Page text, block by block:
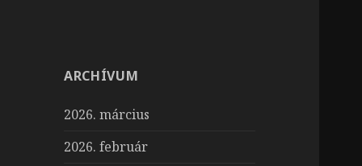
ARCHÍVUM
2026. március
2026. február